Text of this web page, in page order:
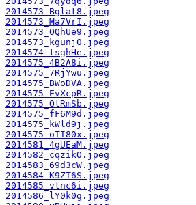
2014573_Bglat8.jpeg
2014573_Ma7VrI.jpeg
2014573_OQhUe9.jpeg
2014573_kgunj0.jpeg
2014574_tsghHe.jpeg
2014575_4B2A8i.jpeg
2014575_7RjYwu.jpeg
2014575_BWoDVA.jpeg
2014575_EvXcpR.jpeg
2014575_OtRmSb.jpeg
2014575_fF6M9d.jpeg
2014575_kWld9j.jpeg
2014575_oTI80x.jpeg
2014581_4gUEaM.jpeg
2014582_cqzikO.jpeg
2014583_69d3cW.jpeg
2014584_K9ZT6S.jpeg
2014585_vtnc6i.jpeg
2014586_lY0k0g.jpeg